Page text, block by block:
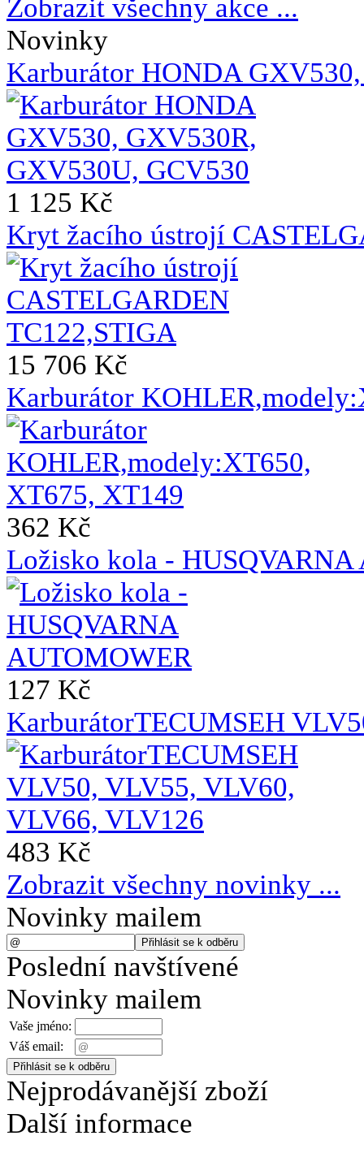
Zobrazit všechny akce ...
Novinky
Karburátor HONDA
1 125 Kč
Kryt žacího ústrojí
15 706 Kč
Karburátor
362 Kč
Ložisko kola - HUSQVARNA
127 Kč
KarburátorTECUMSEH
483 Kč
Zobrazit všechny novinky ...
Novinky mailem
Poslední navštívené
Novinky mailem
Vaše jméno:
Váš email:
Nejprodávanější zboží
Další informace